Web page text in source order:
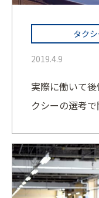
タク
2019.4.9
実際に働いて
クシーの選考